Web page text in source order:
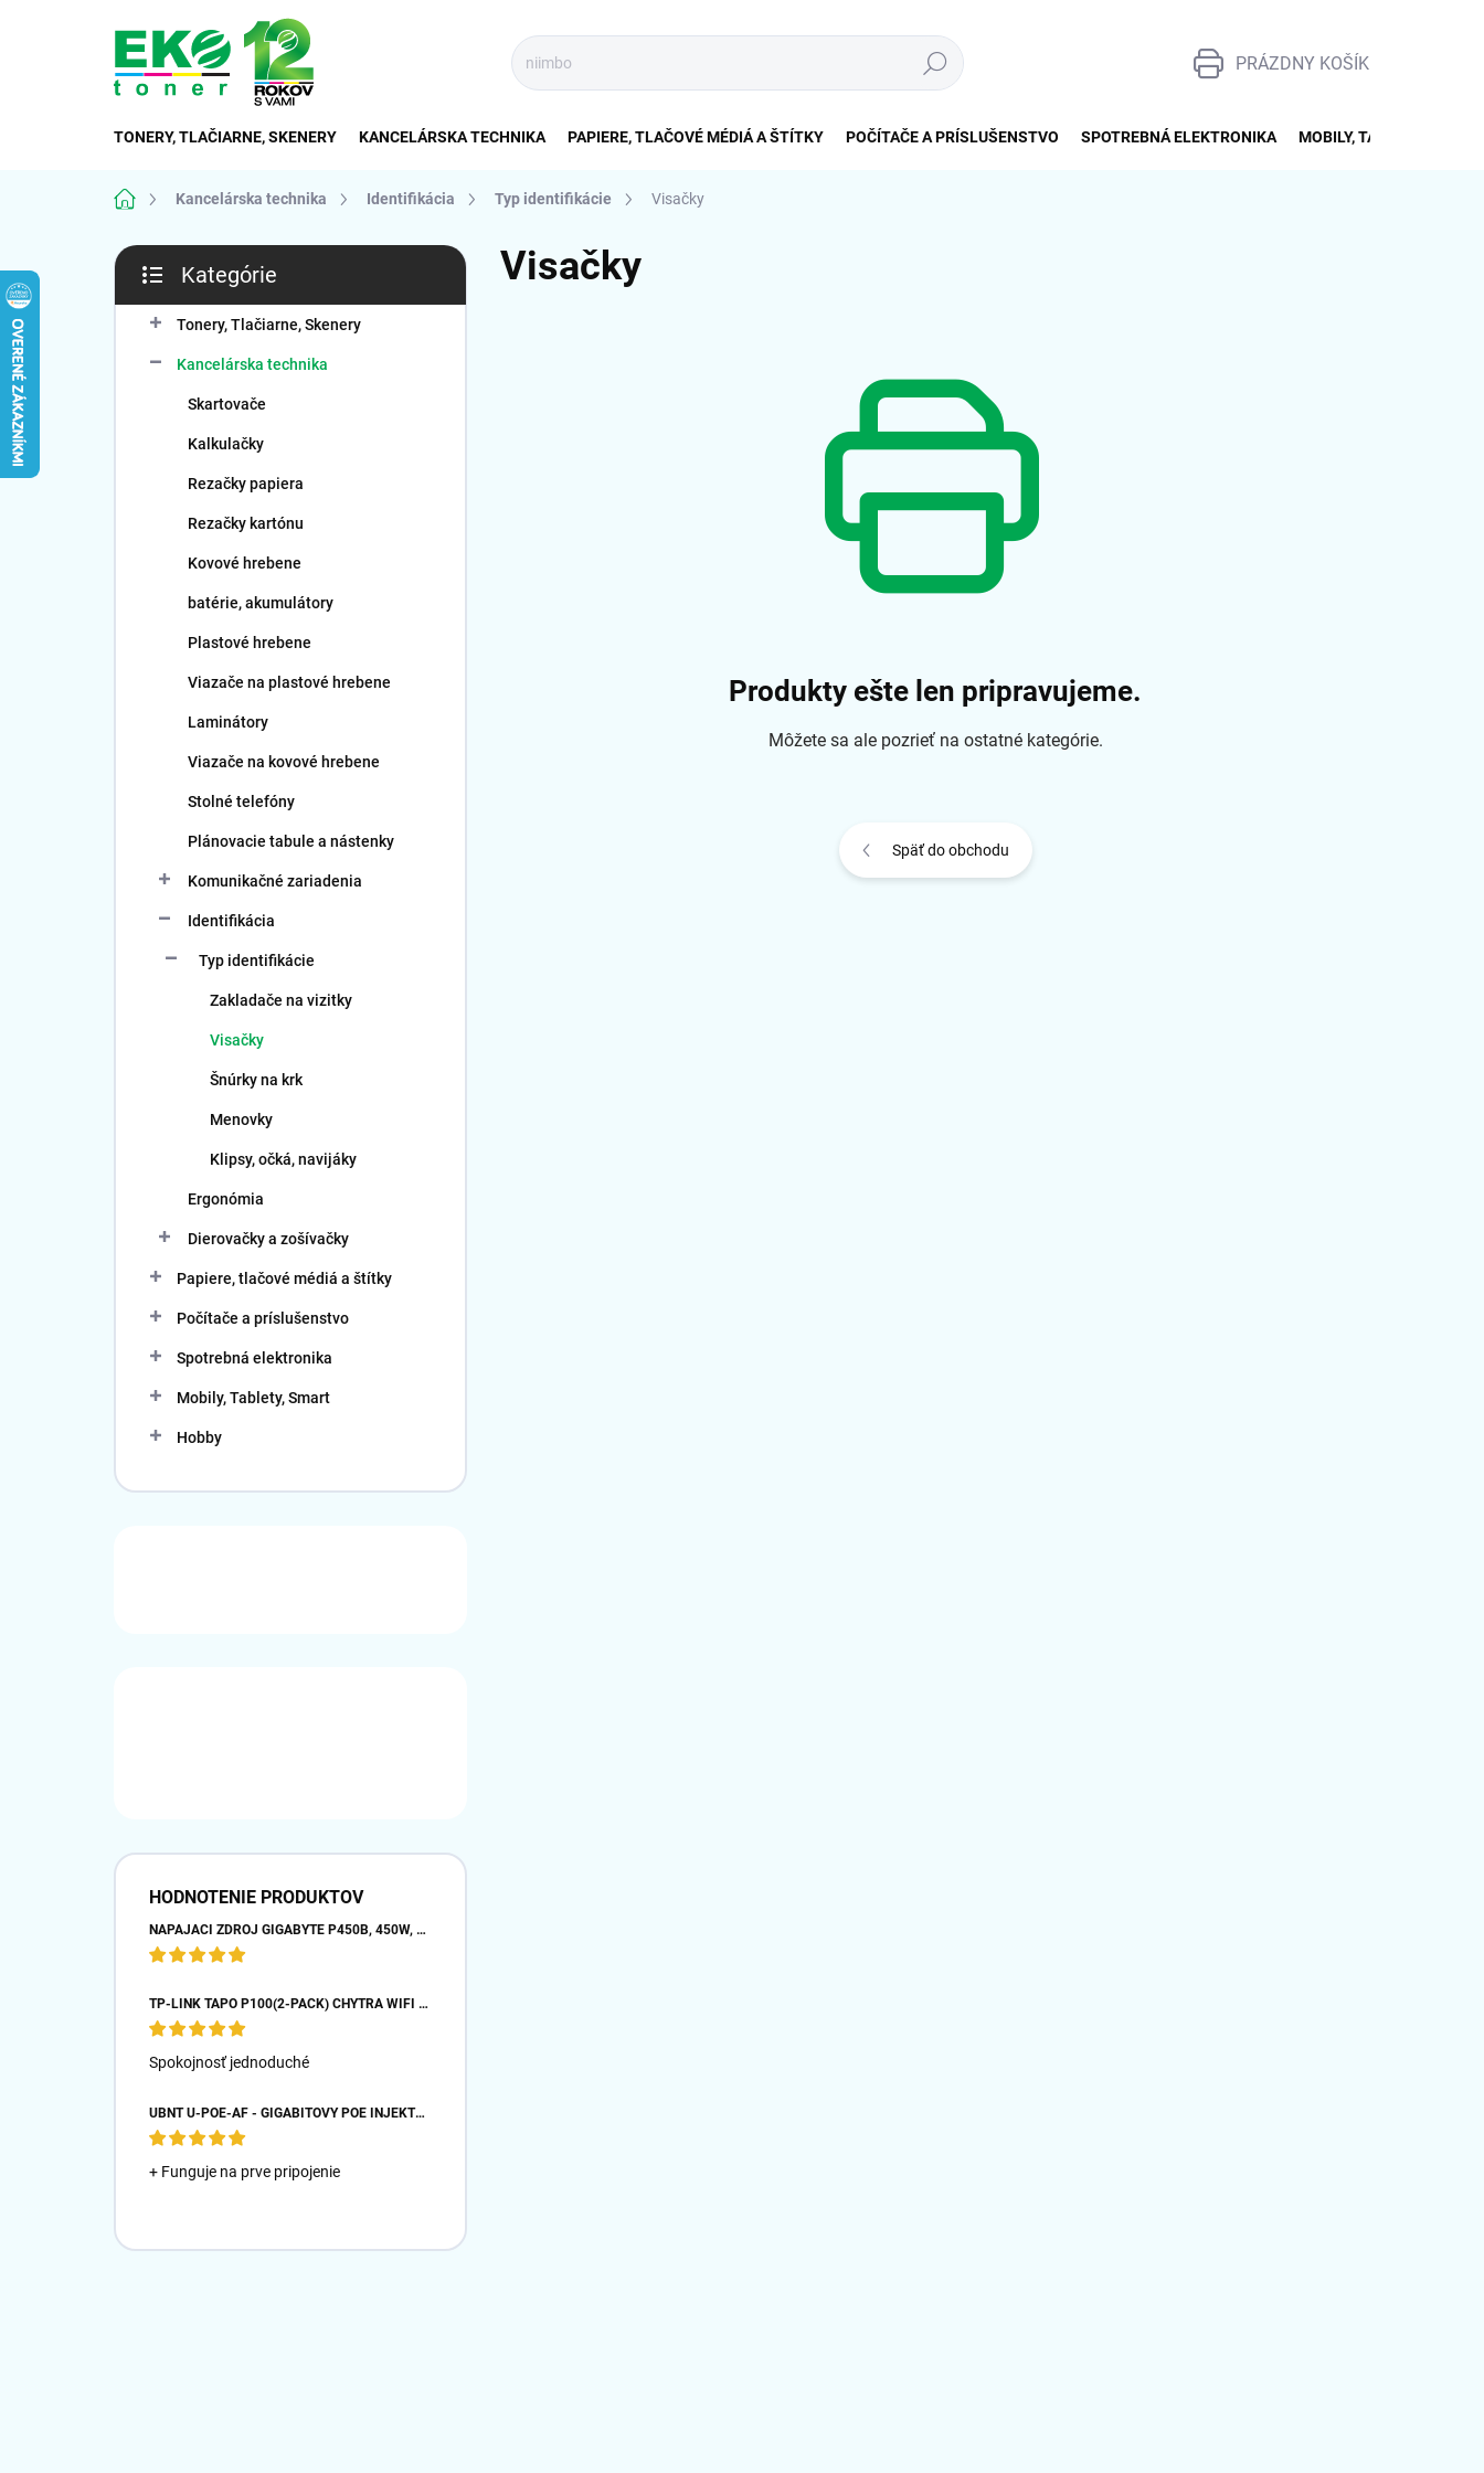
Hľadať
NÁKUPNÝ
PRÁZDNY KOŠÍK
TONERY, TLAČIARNE, SKENERY KANCELÁRSKA TECHNIKA PAPIERE, TLAČOVÉ MÉDIÁ A ŠTÍTKY POČÍTAČE A PRÍSLUŠENSTVO SPOTREBNÁ ELEKTRONIKA MOBILY, TABLETY, SMART
DomovKancelárska technika Identifikácia Typ identifikácie Visačky
B
č
kategórie
Kategórie
Tonery, Tlačiarne, Skenery
Kancelárska technika
Skartovače
Kalkulačky
Rezačky papiera
Rezačky kartónu
Kovové hrebene
batérie, akumulátory
Plastové hrebene
Viazače na plastové hrebene
Laminátory
Viazače na kovové hrebene
Stolné telefóny
Plánovacie tabule a nástenky
Komunikačné zariadenia
Identifikácia
Typ identifikácie
Zakladače na vizitky
Visačky
Šnúrky na krk
Menovky
Klipsy, očká, navijáky
Ergonómia
Dierovačky a zošívačky
Papiere, tlačové médiá a štítky
Počítače a príslušenstvo
Spotrebná elektronika
Mobily, Tablety, Smart
Hobby
HODNOTENIE PRODUKTOV
NAPÁJACÍ ZDROJ GIGABYTE P450B, 450W, 80PLUS BRONZE, 12 CM VENTILÁTOR
TP-LINK TAPO P100(2-PACK) CHYTRÁ WIFI MINI ZÁSUVKA (2300W,10A,2,4 GHZ,BT)
Spokojnosť jednoduché
UBNT U-POE-AF - GIGABITOVÝ POE INJEKTOR 48V/ 0,32A- BIELY
+ Funguje na prve pripojenie
Visačky
Produkty ešte len pripravujeme.
Môžete sa ale pozrieť na ostatné kategórie.
Späť do obchodu